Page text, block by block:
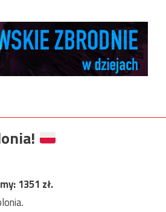
1351 zł.